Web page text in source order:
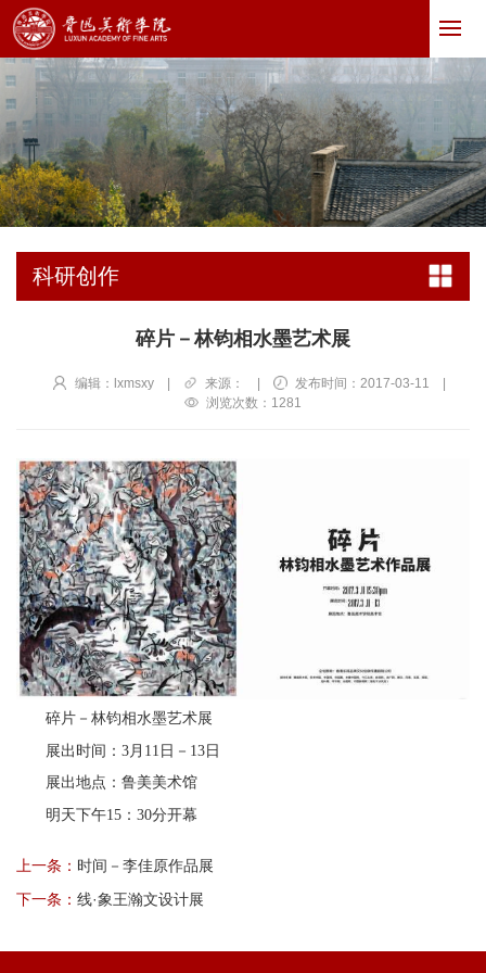
科研创作
碎片－林钧相水墨艺术展
编辑：lxmsxy | 来源： | 发布时间：2017-03-11
|
浏览次数： 1281
碎片－林钧相水墨艺术展
展出时间：3月11日－13日
展出地点：鲁美美术馆
明天下午15：30分开幕
上一条： ​时间－李佳原作品展
下一条： 线·象王瀚文设计展